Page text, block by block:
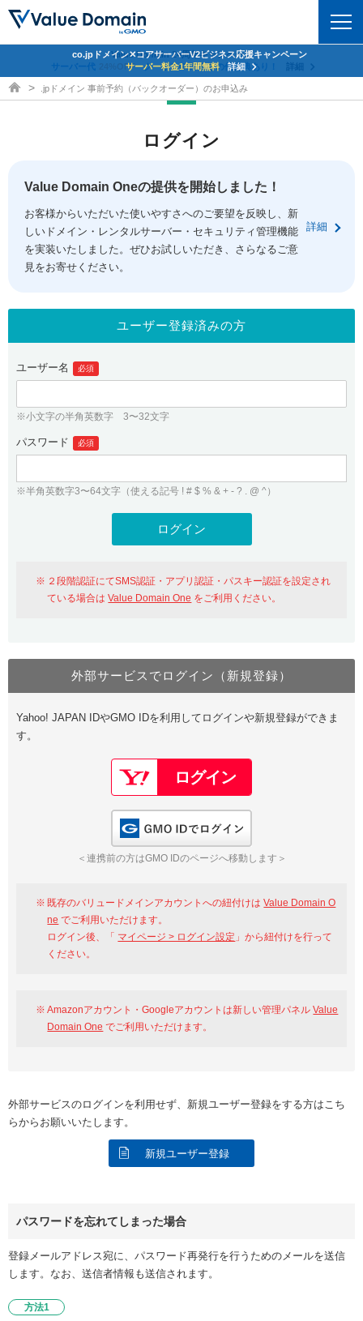
ドメイン
ドメイントップ
ドメイン移管
ドメイン価格一覧
ドメイン一括検索
.jpドメインオークション
gTLDオークション NEW!
.jpドメインバックオーダー
プレミアムドメイン
人気ドメインの種類
WHOIS検索
コアサーバー
バリューサーバー
XREA
セキュリティトップ
Value Domain ネットde診断
SSL証明書
サービストップ
お得意様割引
紹介制度
バリュードメインAPI
ドメイン・ホスティングOEM
facebook
ログイン
従来のバリュードメインをご利用希望の方
Value Domainにログイン
おすすめ One レンタルサーバーを含む最新の機能を使う方
Value Domain Oneにログイン
Google
GMO ID Amazon
※AmazonはValue Domain Oneのログイン画面へ遷移します
ユーザー登録
Value Domain Oneアカウント作成
以下でも登録可能
Google Yahoo!
GMO ID
Value Domain 24周年キャンペーン
サーバー代
24%OFF クーポンGET＆その他特典あり！ 詳細
co.jpドメイン✕コアサーバーV2ビジネス応援キャンペーン
サーバー料金1年間無料
詳細
ドメイン取得ならバリュードメイン
.jpドメイン 事前予約（バックオーダー）のお申込み
ログイン
Value Domain Oneの提供を開始しました！
お客様からいただいた使いやすさへのご要望を反映し、新
しいドメイン・レンタルサーバー・セキュリティ管理機能
を実装いたしました。ぜひお試しいただき、さらなるご意
見をお寄せください。
詳細
ユーザー登録済みの方
ユーザー名 必須
※小文字の半角英数字 3〜32文字
パスワード 必須
※半角英数字3〜64文字（使える記号 ! # $ % & + - ? . @ ^）
２段階認証にてSMS認証・アプリ認証・パスキー認証を設定され
ている場合はValue Domain One をご利用ください。
外部サービスでログイン（新規登録）
Yahoo! JAPAN IDやGMO IDを利用してログインや新規登録ができま
す。
＜連携前の方はGMO IDのページへ移動します＞
既存のバリュードメインアカウントへの紐付けはValue Domain O
ne でご利用いただけます。
ログイン後、「 マイページ > ログイン設定 」から紐付けを行って
ください。
Amazonアカウント・Googleアカウントは新しい管理パネルValue
Domain One でご利用いただけます。
外部サービスのログインを利用せず、新規ユーザー登録をする方はこち
らからお願いいたします。
新規ユーザー登録
パスワードを忘れてしまった場合
登録メールアドレス宛に、パスワード再発行を行うためのメールを送信
します。なお、送信者情報も送信されます。
方法1